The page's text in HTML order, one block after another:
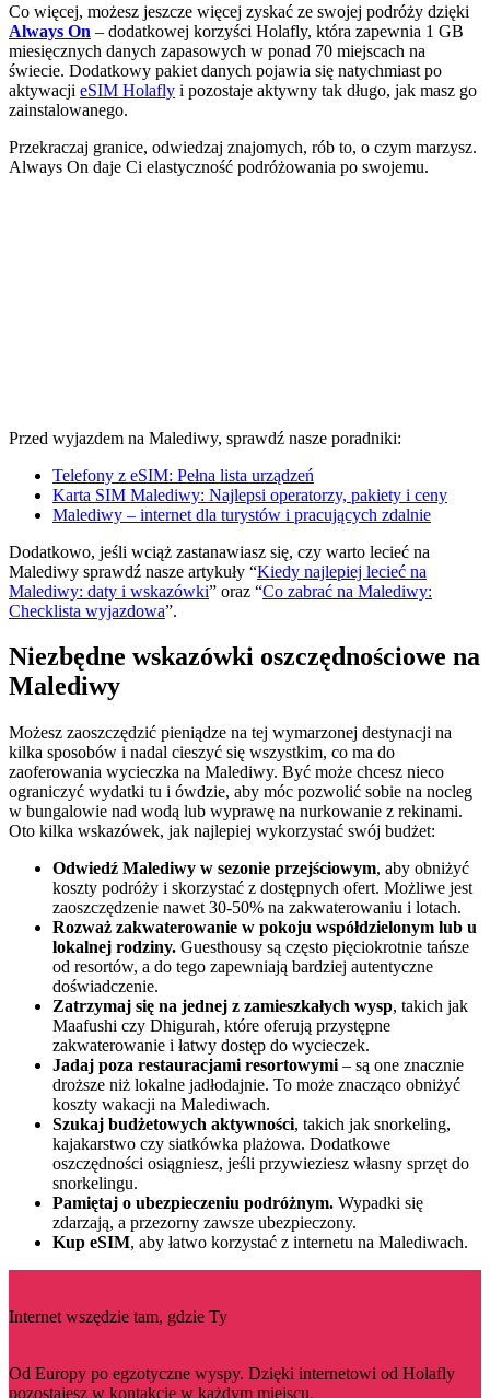
Co więcej, możesz jeszcze więcej zyskać ze swojej podróży dzięki
Always On – dodatkowej korzyści Holafly, która zapewnia 1 GB
miesięcznych danych zapasowych w ponad 70 miejscach na
świecie. Dodatkowy pakiet danych pojawia się natychmiast po
aktywacji eSIM Holafly i pozostaje aktywny tak długo, jak masz go
zainstalowanego.
Przekraczaj granice, odwiedzaj znajomych, rób to, o czym marzysz.
Always On daje Ci elastyczność podróżowania po swojemu.
Przed wyjazdem na Malediwy, sprawdź nasze poradniki:
Telefony z eSIM: Pełna lista urządzeń
Karta SIM Malediwy: Najlepsi operatorzy, pakiety i ceny
Malediwy – internet dla turystów i pracujących zdalnie
Dodatkowo, jeśli wciąż zastanawiasz się, czy warto lecieć na
Malediwy sprawdź nasze artykuły “Kiedy najlepiej lecieć na
Malediwy: daty i wskazówki” oraz “Co zabrać na Malediwy:
Checklista wyjazdowa”.
Niezbędne wskazówki oszczędnościowe na
Malediwy
Możesz zaoszczędzić pieniądze na tej wymarzonej destynacji na
kilka sposobów i nadal cieszyć się wszystkim, co ma do
zaoferowania wycieczka na Malediwy. Być może chcesz nieco
ograniczyć wydatki tu i ówdzie, aby móc pozwolić sobie na nocleg
w bungalowie nad wodą lub wyprawę na nurkowanie z rekinami.
Oto kilka wskazówek, jak najlepiej wykorzystać swój budżet:
Odwiedź Malediwy w sezonie przejściowym, aby obniżyć
koszty podróży i skorzystać z dostępnych ofert. Możliwe jest
zaoszczędzenie nawet 30-50% na zakwaterowaniu i lotach.
Rozważ zakwaterowanie w pokoju współdzielonym lub u
lokalnej rodziny. Guesthousy są często pięciokrotnie tańsze
od resortów, a do tego zapewniają bardziej autentyczne
doświadczenie.
Zatrzymaj się na jednej z zamieszkałych wysp, takich jak
Maafushi czy Dhigurah, które oferują przystępne
zakwaterowanie i łatwy dostęp do wycieczek.
Jadaj poza restauracjami resortowymi – są one znacznie
droższe niż lokalne jadłodajnie. To może znacząco obniżyć
koszty wakacji na Malediwach.
Szukaj budżetowych aktywności, takich jak snorkeling,
kajakarstwo czy siatkówka plażowa. Dodatkowe
oszczędności osiągniesz, jeśli przywieziesz własny sprzęt do
snorkelingu.
Pamiętaj o ubezpieczeniu podróżnym. Wypadki się
zdarzają, a przezorny zawsze ubezpieczony.
Kup eSIM, aby łatwo korzystać z internetu na Malediwach.
Internet wszędzie tam, gdzie Ty
Od Europy po egzotyczne wyspy. Dzięki internetowi od Holafly
pozostajesz w kontakcie w każdym miejscu.